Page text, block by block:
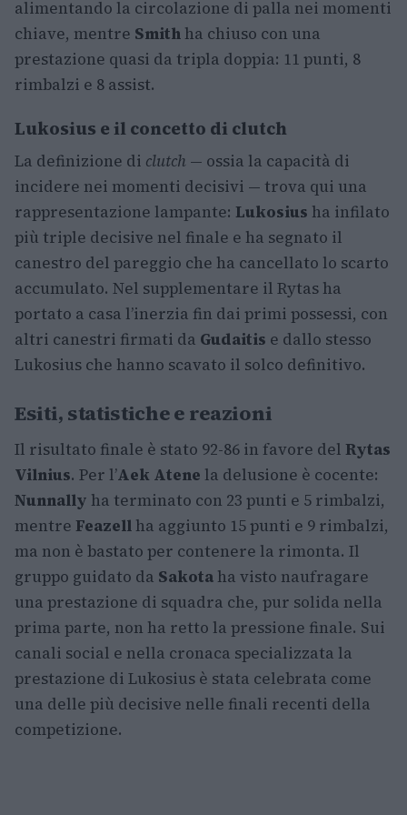
alimentando la circolazione di palla nei momenti
chiave, mentre Smith ha chiuso con una
prestazione quasi da tripla doppia: 11 punti, 8
rimbalzi e 8 assist.
Lukosius e il concetto di clutch
La definizione di clutch — ossia la capacità di
incidere nei momenti decisivi — trova qui una
rappresentazione lampante: Lukosius ha infilato
più triple decisive nel finale e ha segnato il
canestro del pareggio che ha cancellato lo scarto
accumulato. Nel supplementare il Rytas ha
portato a casa l’inerzia fin dai primi possessi, con
altri canestri firmati da Gudaitis e dallo stesso
Lukosius che hanno scavato il solco definitivo.
Esiti, statistiche e reazioni
Il risultato finale è stato 92-86 in favore del Rytas
Vilnius. Per l’Aek Atene la delusione è cocente:
Nunnally ha terminato con 23 punti e 5 rimbalzi,
mentre Feazell ha aggiunto 15 punti e 9 rimbalzi,
ma non è bastato per contenere la rimonta. Il
gruppo guidato da Sakota ha visto naufragare
una prestazione di squadra che, pur solida nella
prima parte, non ha retto la pressione finale. Sui
canali social e nella cronaca specializzata la
prestazione di Lukosius è stata celebrata come
una delle più decisive nelle finali recenti della
competizione.